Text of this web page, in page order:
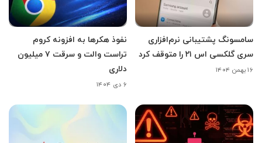
سامسونگ پشتیبانی نرم‌افزاری
سری گلکسی اس ۲۱ را متوقف کرد
۱۶ بهمن ۱۴۰۴
نفوذ هکرها به افزونه کروم
تراست والت و سرقت ۷ میلیون
دلاری
۶ دی ۱۴۰۴